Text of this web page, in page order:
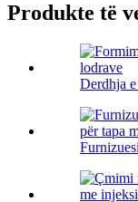
Produkte të
Derdhja